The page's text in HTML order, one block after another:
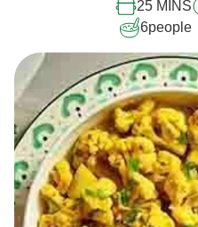
25 MINS
6people